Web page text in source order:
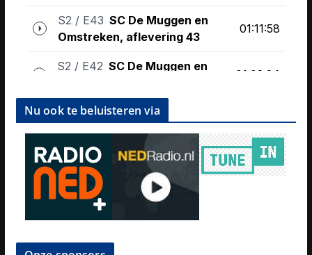
Nu ook te beluisteren via